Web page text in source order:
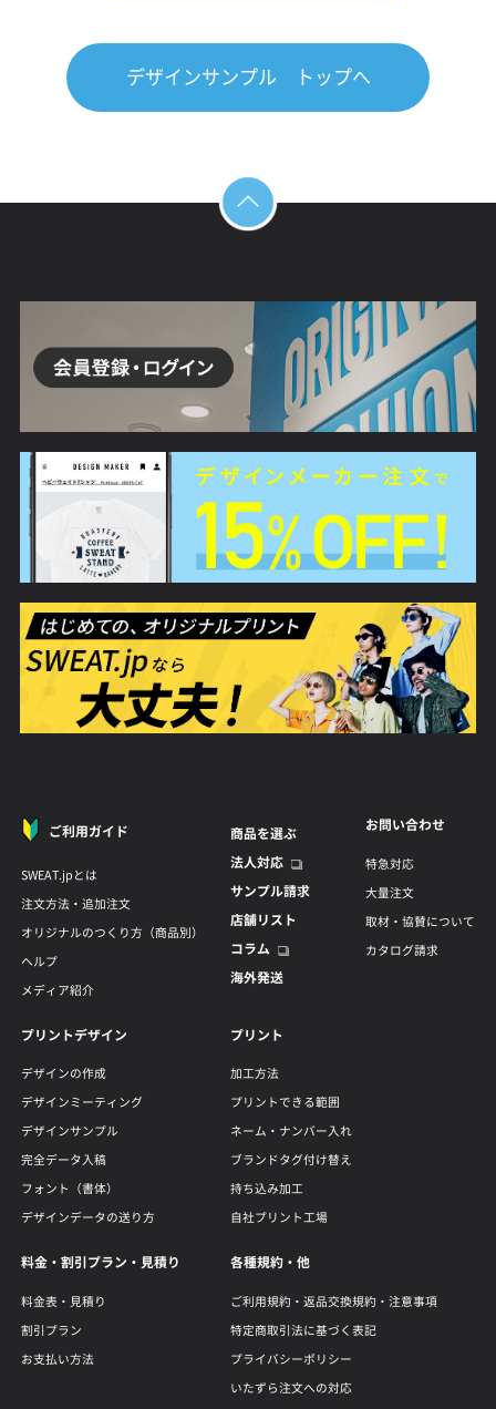
デザインサンプル トップへ
ご利用ガイド
SWEAT.jpとは
注文方法・追加注文
オリジナルのつくり方（商品別）
ヘルプ
メディア紹介
商品を選ぶ
法人対応
サンプル請求
店舗リスト
コラム
海外発送
お問い合わせ
特急対応
大量注文
取材・協賛について
カタログ請求
プリントデザイン
デザインの作成
デザインミーティング
デザインサンプル
完全データ入稿
フォント（書体）
デザインデータの送り方
プリント
加工方法
プリントできる範囲
ネーム・ナンバー入れ
ブランドタグ付け替え
持ち込み加工
自社プリント工場
料金・割引プラン・見積り
料金表・見積り
割引プラン
お支払い方法
各種規約・他
ご利用規約・返品交換規約・注意事項
特定商取引法に基づく表記
プライバシーポリシー
いたずら注文への対応